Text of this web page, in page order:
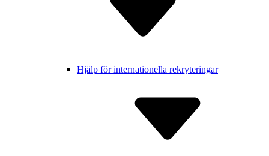
Hjälp för inter­nationella rekry­teringar